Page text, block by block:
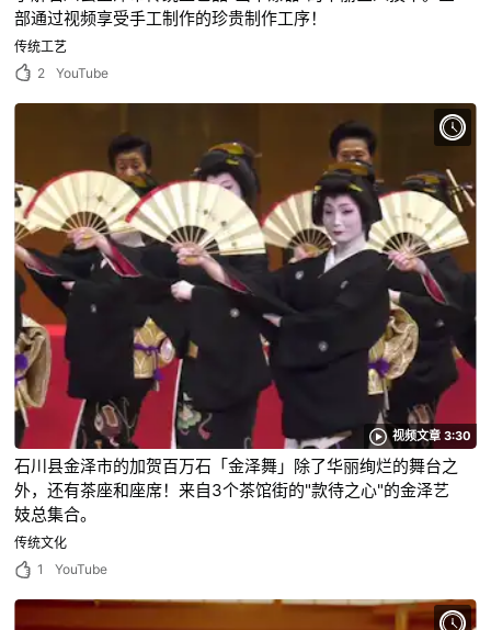
部通过视频享受手工制作的珍贵制作工序！
传统工艺
2
YouTube
视频文章 3:30
石川县金泽市的加贺百万石「金泽舞」除了华丽绚烂的舞台之
外，还有茶座和座席！来自3个茶馆街的"款待之心"的金泽艺
妓总集合。
传统文化
1
YouTube